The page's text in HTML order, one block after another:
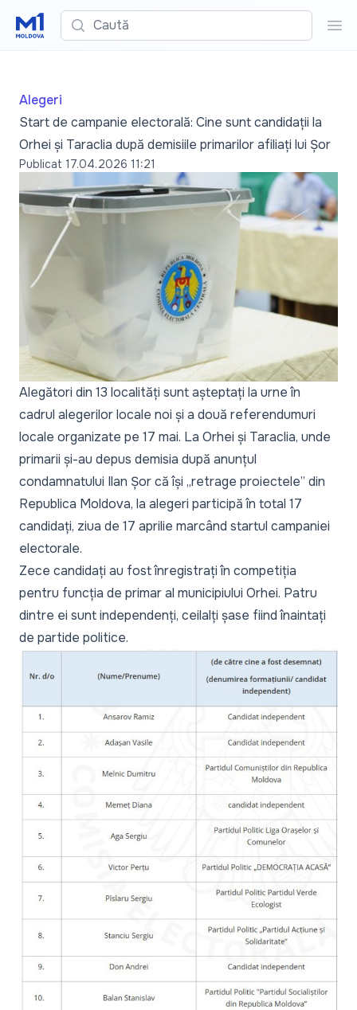
Caută
Alegeri
Start de campanie electorală: Cine sunt candidații la
Orhei și Taraclia după demisiile primarilor afiliați lui Șor
Publicat 17.04.2026 11:21
Alegători din 13 localități sunt așteptați la urne în
cadrul alegerilor locale noi și a două referendumuri
locale organizate pe 17 mai. La Orhei și Taraclia, unde
primarii și-au depus demisia după anunțul
condamnatului Ilan Șor că își „retrage proiectele” din
Republica Moldova, la alegeri participă în total 17
candidați, ziua de 17 aprilie marcând startul campaniei
electorale.
Zece candidați au fost înregistrați în competiția
pentru funcția de primar al municipiului Orhei. Patru
dintre ei sunt independenți, ceilalți șase fiind înaintați
de partide politice.